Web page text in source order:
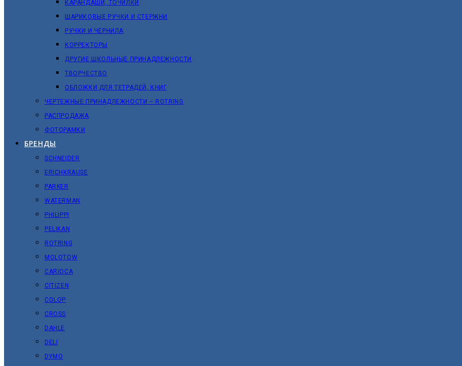
КАРАНДАШИ, ТОЧИЛКИ
ШАРИКОВЫЕ РУЧКИ И СТЕРЖНИ
РУЧКИ И ЧЕРНИЛА
КОРРЕКТОРЫ
ДРУГИЕ ШКОЛЬНЫЕ ПРИНАДЛЕЖНОСТИ
ТВОРЧЕСТВО
ОБЛОЖКИ ДЛЯ ТЕТРАДЕЙ, КНИГ
ЧЕРТЕЖНЫЕ ПРИНАДЛЕЖНОСТИ – ROTRING
РАСПРОДАЖА
ФОТОРАМКИ
БРЕНДЫ
SCHNEIDER
ERICHKRAUSE
PARKER
WATERMAN
PHILIPPI
PELIKAN
ROTRING
MOLOTOW
CARIOCA
CITIZEN
COLOP
CROSS
DAHLE
DELI
DYMO